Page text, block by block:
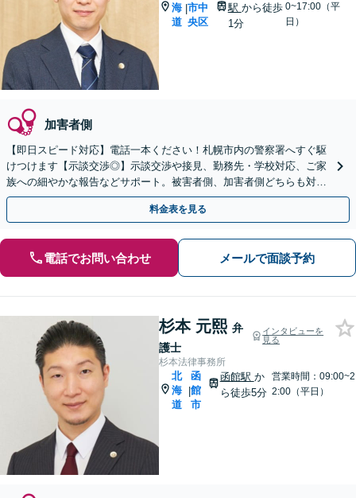
海
道
|市中
央区
駅 から徒歩
1分
0~17:00（平
日）
加害者側
【即日スピード対応】電話一本ください！札幌市内の警察署へすぐ駆
けつけます【示談交渉◎】示談交渉や接見、勤務先・学校対応、ご家
族への細やかな報告などサポート。被害者側、加害者側どちらも対応
可【秘密厳守】【WEB面談可】
料金表を見る
電話でお問い合わせ メールで面談予約
杉本 元熙 弁
護士
インタビューを
見る
杉本法律事務所
北
海
道
|
函
館
市
函館駅 か
ら徒歩5分
営業時間：09:00~2
2:00（平日）